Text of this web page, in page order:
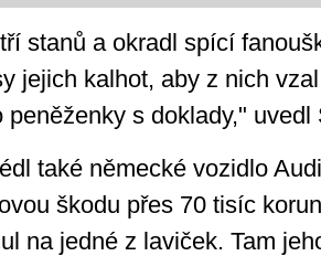
stanů a okradl spící
jejich kalhot, aby z nich
peněženky s doklady," uvedl
také německé vozidlo
škodu přes 70 tisíc
na jedné z laviček. Tam